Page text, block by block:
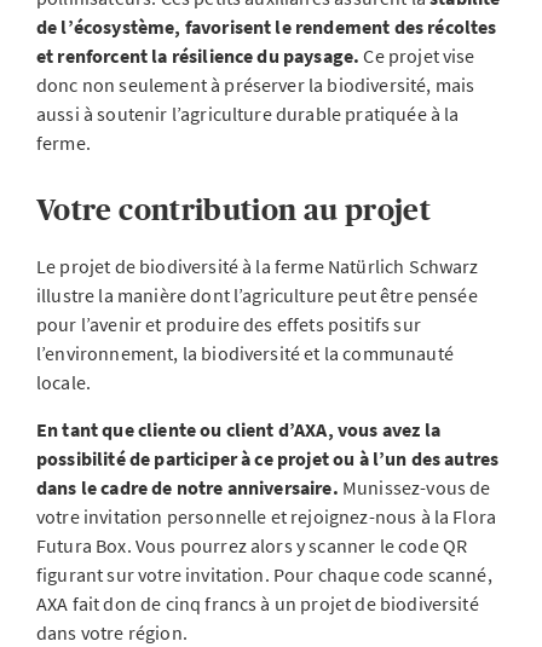
de l’écosystème, favorisent le rendement des récoltes
et renforcent la résilience du paysage.Ce projet vise
donc non seulement à préserver la biodiversité, mais
aussi à soutenir l’agriculture durable pratiquée à la
ferme.
Votre contribution au projet
Le projet de biodiversité à la ferme Natürlich Schwarz
illustre la manière dont l’agriculture peut être pensée
pour l’avenir et produire des effets positifs sur
l’environnement, la biodiversité et la communauté
locale.
En tant que cliente ou client d’AXA, vous avez la
possibilité de participer à ce projet ou à l’un des autres
dans le cadre de notre anniversaire. Munissez-vous de
votre invitation personnelle et rejoignez-nous à la Flora
Futura Box. Vous pourrez alors y scanner le code QR
figurant sur votre invitation. Pour chaque code scanné,
AXA fait don de cinq francs à un projet de biodiversité
dans votre région.